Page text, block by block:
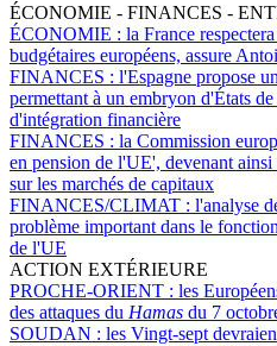
ÉCONOMIE - FINANCES -
ÉCONOMIE : la France
budgétaires européens, assure
FINANCES : l'Espagne propose
permettant à un embryon d'États
d'intégration financière
FINANCES : la Commission
en pension de l'UE', devenant
sur les marchés de capitaux
FINANCES/CLIMAT : l'analyse
problème important dans le
de l'UE
ACTION EXTÉRIEURE
PROCHE-ORIENT : les
des attaques du Hamas du 7
SOUDAN : les Vingt-sept